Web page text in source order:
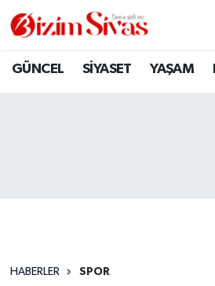
GÜNCEL SİYASET YAŞAM
HABERLER SPOR
ARAMIZDAN AYRILANLAR
Sivas Nöbetçi Eczaneler